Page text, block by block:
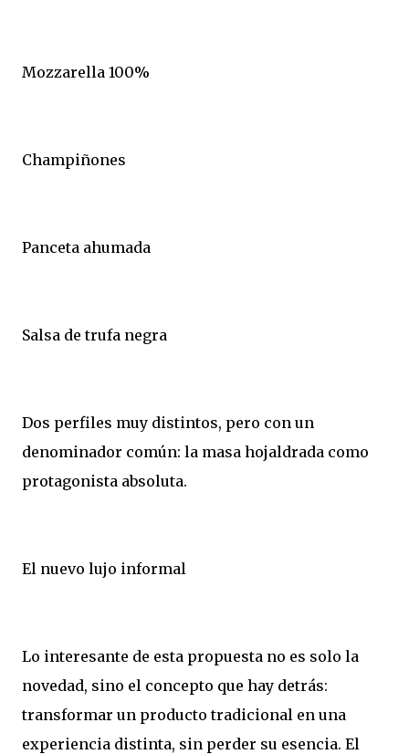
Mozzarella 100%
Champiñones
Panceta ahumada
Salsa de trufa negra
Dos perfiles muy distintos, pero con un
denominador común: la masa hojaldrada como
protagonista absoluta.
El nuevo lujo informal
Lo interesante de esta propuesta no es solo la
novedad, sino el concepto que hay detrás:
transformar un producto tradicional en una
experiencia distinta, sin perder su esencia. El